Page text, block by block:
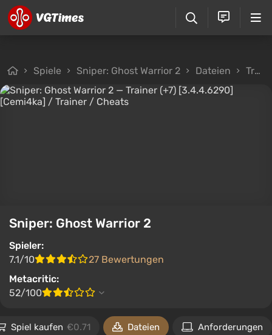
Spiele Sniper: Ghost Warrior 2 Dateien Trainer
Sniper: Ghost Warrior 2
Spieler:
7.1/10
27 Bewertungen
Metacritic:
52/100
Spiel kaufen €0.71 Dateien Anforderungen